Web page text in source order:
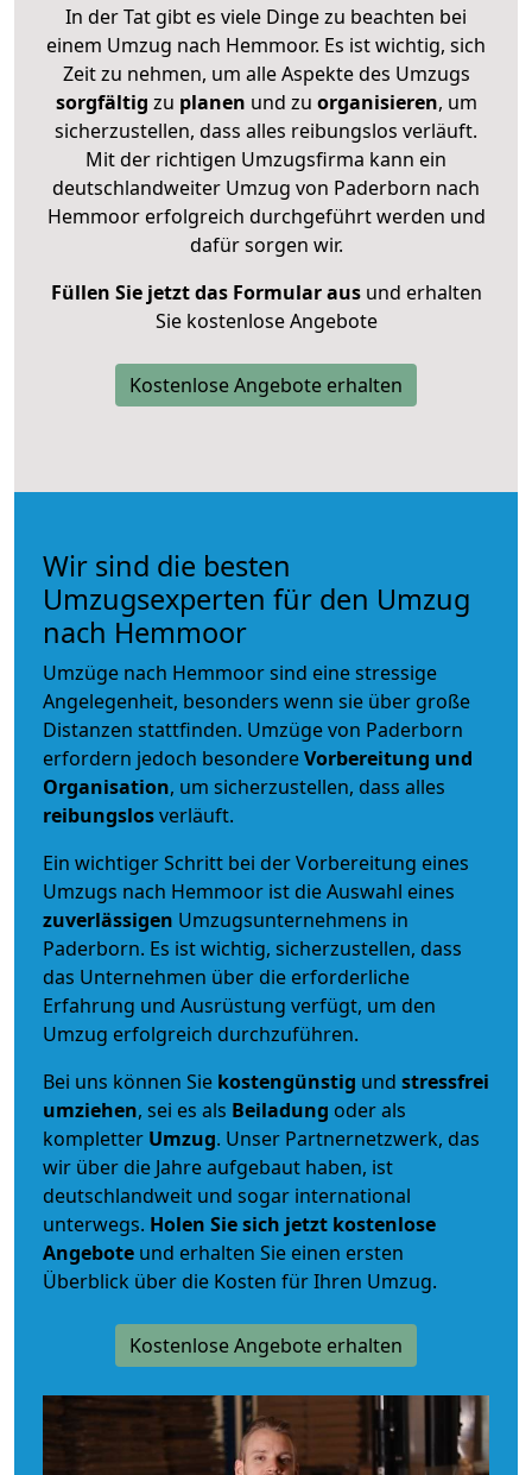
In der Tat gibt es viele Dinge zu beachten bei
einem Umzug nach Hemmoor. Es ist wichtig, sich
Zeit zu nehmen, um alle Aspekte des Umzugs
sorgfältig zu planen und zu organisieren, um
sicherzustellen, dass alles reibungslos verläuft.
Mit der richtigen Umzugsfirma kann ein
deutschlandweiter Umzug von Paderborn nach
Hemmoor erfolgreich durchgeführt werden und
dafür sorgen wir.
Füllen Sie jetzt das Formular ausund erhalten
Sie kostenlose Angebote
Kostenlose Angebote erhalten
Wir sind die besten
Umzugsexperten für den Umzug
nach Hemmoor
Umzüge nach Hemmoor sind eine stressige
Angelegenheit, besonders wenn sie über große
Distanzen stattfinden. Umzüge von Paderborn
erfordern jedoch besondereVorbereitung und
Organisation, um sicherzustellen, dass alles
reibungslosverläuft.
Ein wichtiger Schritt bei der Vorbereitung eines
Umzugs nach Hemmoor ist die Auswahl eines
zuverlässigen Umzugsunternehmens in
Paderborn. Es ist wichtig, sicherzustellen, dass
das Unternehmen über die erforderliche
Erfahrung und Ausrüstung verfügt, um den
Umzug erfolgreich durchzuführen.
Bei uns können Sie kostengünstig und stressfrei
umziehen, sei es als Beiladung oder als
kompletter Umzug. Unser Partnernetzwerk, das
wir über die Jahre aufgebaut haben, ist
deutschlandweit und sogar international
unterwegs. Holen Sie sich jetzt kostenlose
Angebote und erhalten Sie einen ersten
Überblick über die Kosten für Ihren Umzug.
Kostenlose Angebote erhalten